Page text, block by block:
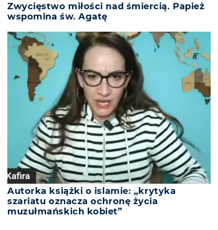
Zwycięstwo miłości nad śmiercią. Papież
wspomina św. Agatę
Autorka książki o islamie: „krytyka
szariatu oznacza ochronę życia
muzułmańskich kobiet”